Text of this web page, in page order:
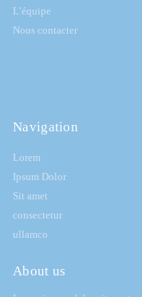
L’équipe
Nous contacter
Navigation
Lorem
Ipsum Dolor
Sit amet
consectetur
ullamco
About us